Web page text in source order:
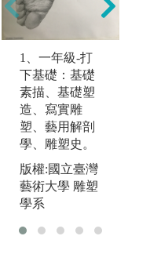
法】
學生從本系課
程之「吉祥圖
案」、「民俗
學」、「建築
繪圖」、「棟
架結構」、
「修護理
論」、「建築
史」、「資料
編輯」等課程
中習得本領域
並應用於分組
1、一年級-打
下基礎：基礎
素描、基礎塑
造、寫實雕
塑、藝用解剖
學、雕塑史。
版權:國立臺灣
藝術大學 雕塑
學系